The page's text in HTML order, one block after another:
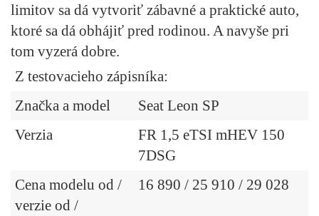
limitov sa dá vytvoriť zábavné a praktické auto,
ktoré sa dá obhájiť pred rodinou. A navyše pri
tom vyzerá dobre.
Z testovacieho zápisníka:
Značka a model
Seat Leon SP
Verzia
FR 1,5 eTSI mHEV 150
7DSG
Cena modelu od /
verzie od /
16 890 / 25 910 / 29 028